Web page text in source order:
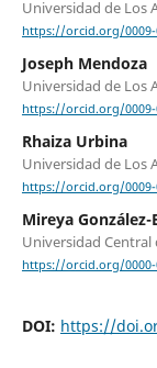
Universidad de Los
https://orcid.org/0009-
Joseph Mendoza
Universidad de Los
https://orcid.org/0009-
Rhaiza Urbina
Universidad de Los
https://orcid.org/0009-
Mireya González-
Universidad Central
https://orcid.org/0000-
DOI: https://